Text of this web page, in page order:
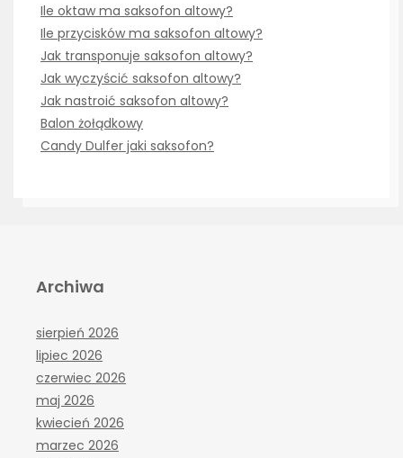
Ile oktaw ma saksofon altowy?
Ile przycisków ma saksofon altowy?
Jak transponuje saksofon altowy?
Jak wyczyścić saksofon altowy?
Jak nastroić saksofon altowy?
Balon żołądkowy
Candy Dulfer jaki saksofon?
Archiwa
sierpień 2026
lipiec 2026
czerwiec 2026
maj 2026
kwiecień 2026
marzec 2026